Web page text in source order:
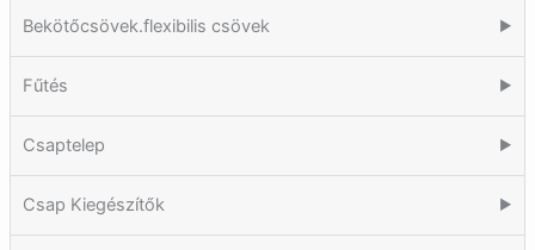
Bekötőcsövek.flexibilis csövek ▶
Fűtés ▶
Csaptelep ▶
Csap Kiegészítők ▶